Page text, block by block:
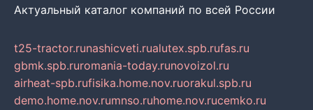
Актуальный каталог компаний по всей России
t25-tractor.runashicveti.rualutex.spb.rufas.ru
gbmk.spb.ruromania-today.runovoizol.ru
airheat-spb.rufisika.home.nov.ruorakul.spb.ru
demo.home.nov.rumnso.ruhome.nov.rucemko.ru